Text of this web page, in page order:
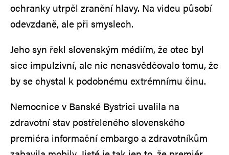
ochranky utrpěl zranění hlavy. Na videu působí
odevzdaně, ale při smyslech.
Jeho syn řekl slovenským médiím, že otec byl
sice impulzivní, ale nic nenasvědčovalo tomu, že
by se chystal k podobnému extrémnímu činu.
Nemocnice v Banské Bystrici uvalila na
zdravotní stav postřeleného slovenského
premiéra informační embargo a zdravotníkům